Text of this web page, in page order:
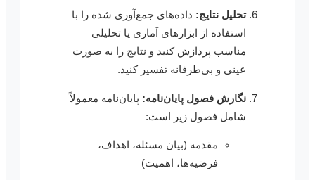
تحلیل نتایج:داده‌های جمع‌آوری شده را با
استفاده از ابزارهای آماری یا تحلیلی
مناسب پردازش کنید و نتایج را به صورت
عینی و بی‌طرفانه تفسیر کنید.
نگارش فصول پایان‌نامه:پایان‌نامه معمولاً
شامل فصول زیر است:
مقدمه (بیان مسئله، اهداف،
فرضیه‌ها، اهمیت)